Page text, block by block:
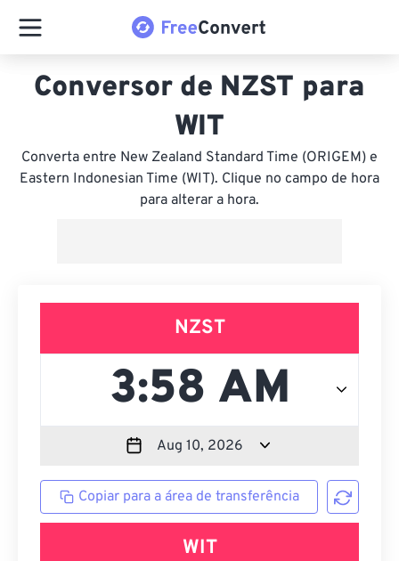
Conversor de NZST para
WIT
Converta entre New Zealand Standard Time (ORIGEM) e
Eastern Indonesian Time (WIT). Clique no campo de hora
para alterar a hora.
NZST
Copiar para a área de transferência
WIT